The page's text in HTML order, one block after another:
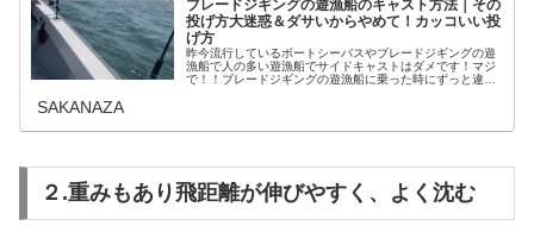
ブレードジギングの遊漁船のキャスト方法｜その
投げ方大迷惑＆ダサいからやめて！カッコいい投
げ方
昨今流行しているボートシーバスやブレードジギングの遊
漁船で人の多い遊漁船でサイドキャストはダメです！マジ
で！！ブレードジギングの遊漁船に乗った時にずっと違和
SAKANAZA
２.重みもあり飛距離が伸びやすく、よく沈む